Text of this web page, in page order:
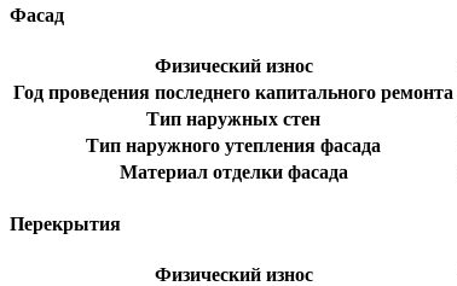
Фасад
Физический износ
Год проведения последнего капитального ремонта
Тип наружных стен
Тип наружного утепления фасада
Материал отделки фасада
Перекрытия
Физический износ